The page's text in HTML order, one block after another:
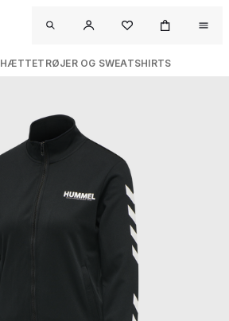
HÆTTETRØJER OG SWEATSHIRTS